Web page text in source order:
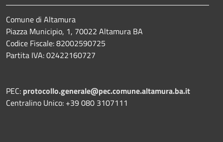
Comune di Altamura
Piazza Municipio, 1, 70022 Altamura BA
Codice Fiscale: 82002590725
Partita IVA: 02422160727
PEC: protocollo.generale@pec.comune.altamura.ba.it
Centralino Unico: +39 080 3107111